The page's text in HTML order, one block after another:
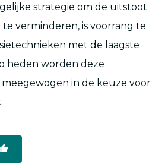
strategie om de uitstoot
te verminderen, is voorrang te
met de laagste
heden worden deze
in de keuze voor